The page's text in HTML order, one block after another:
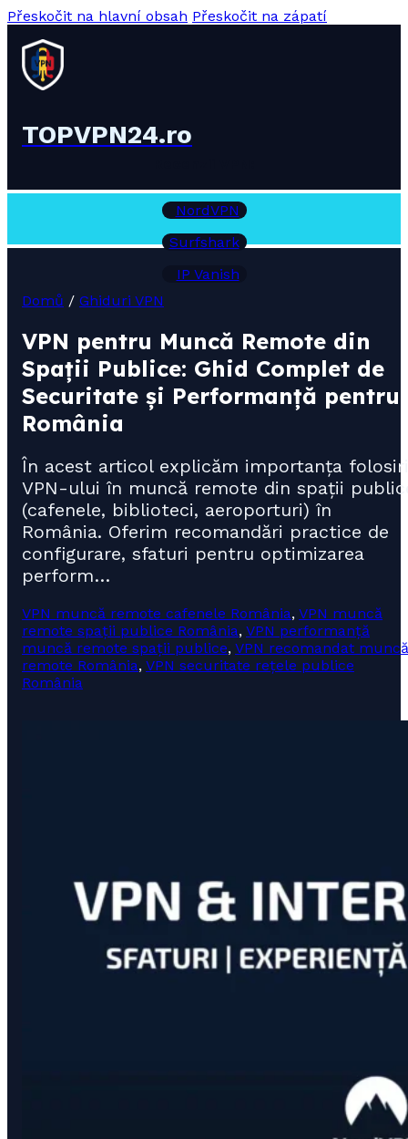
Přeskočit na hlavní obsah Přeskočit na zápatí
TOPVPN24.ro
NordVPN
Surfshark
IP Vanish
Domů / Ghiduri VPN
VPN pentru Muncă Remote din
Spații Publice: Ghid Complet de
Securitate și Performanță pentru
România
În acest articol explicăm importanța
VPN-ului în muncă remote din spații
(cafenele, biblioteci, aeroporturi) în
România. Oferim recomandări practice de
configurare, sfaturi pentru optimizarea
perform…
VPN muncă remote cafenele România, VPN muncă
remote spații publice România, VPN performanță
muncă remote spații publice, VPN recomandat muncă
remote România, VPN securitate rețele publice
România